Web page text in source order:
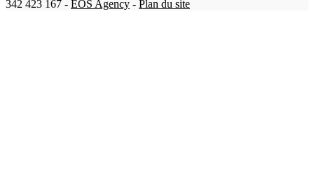
342 423 167 - EOS Agency - Plan du site